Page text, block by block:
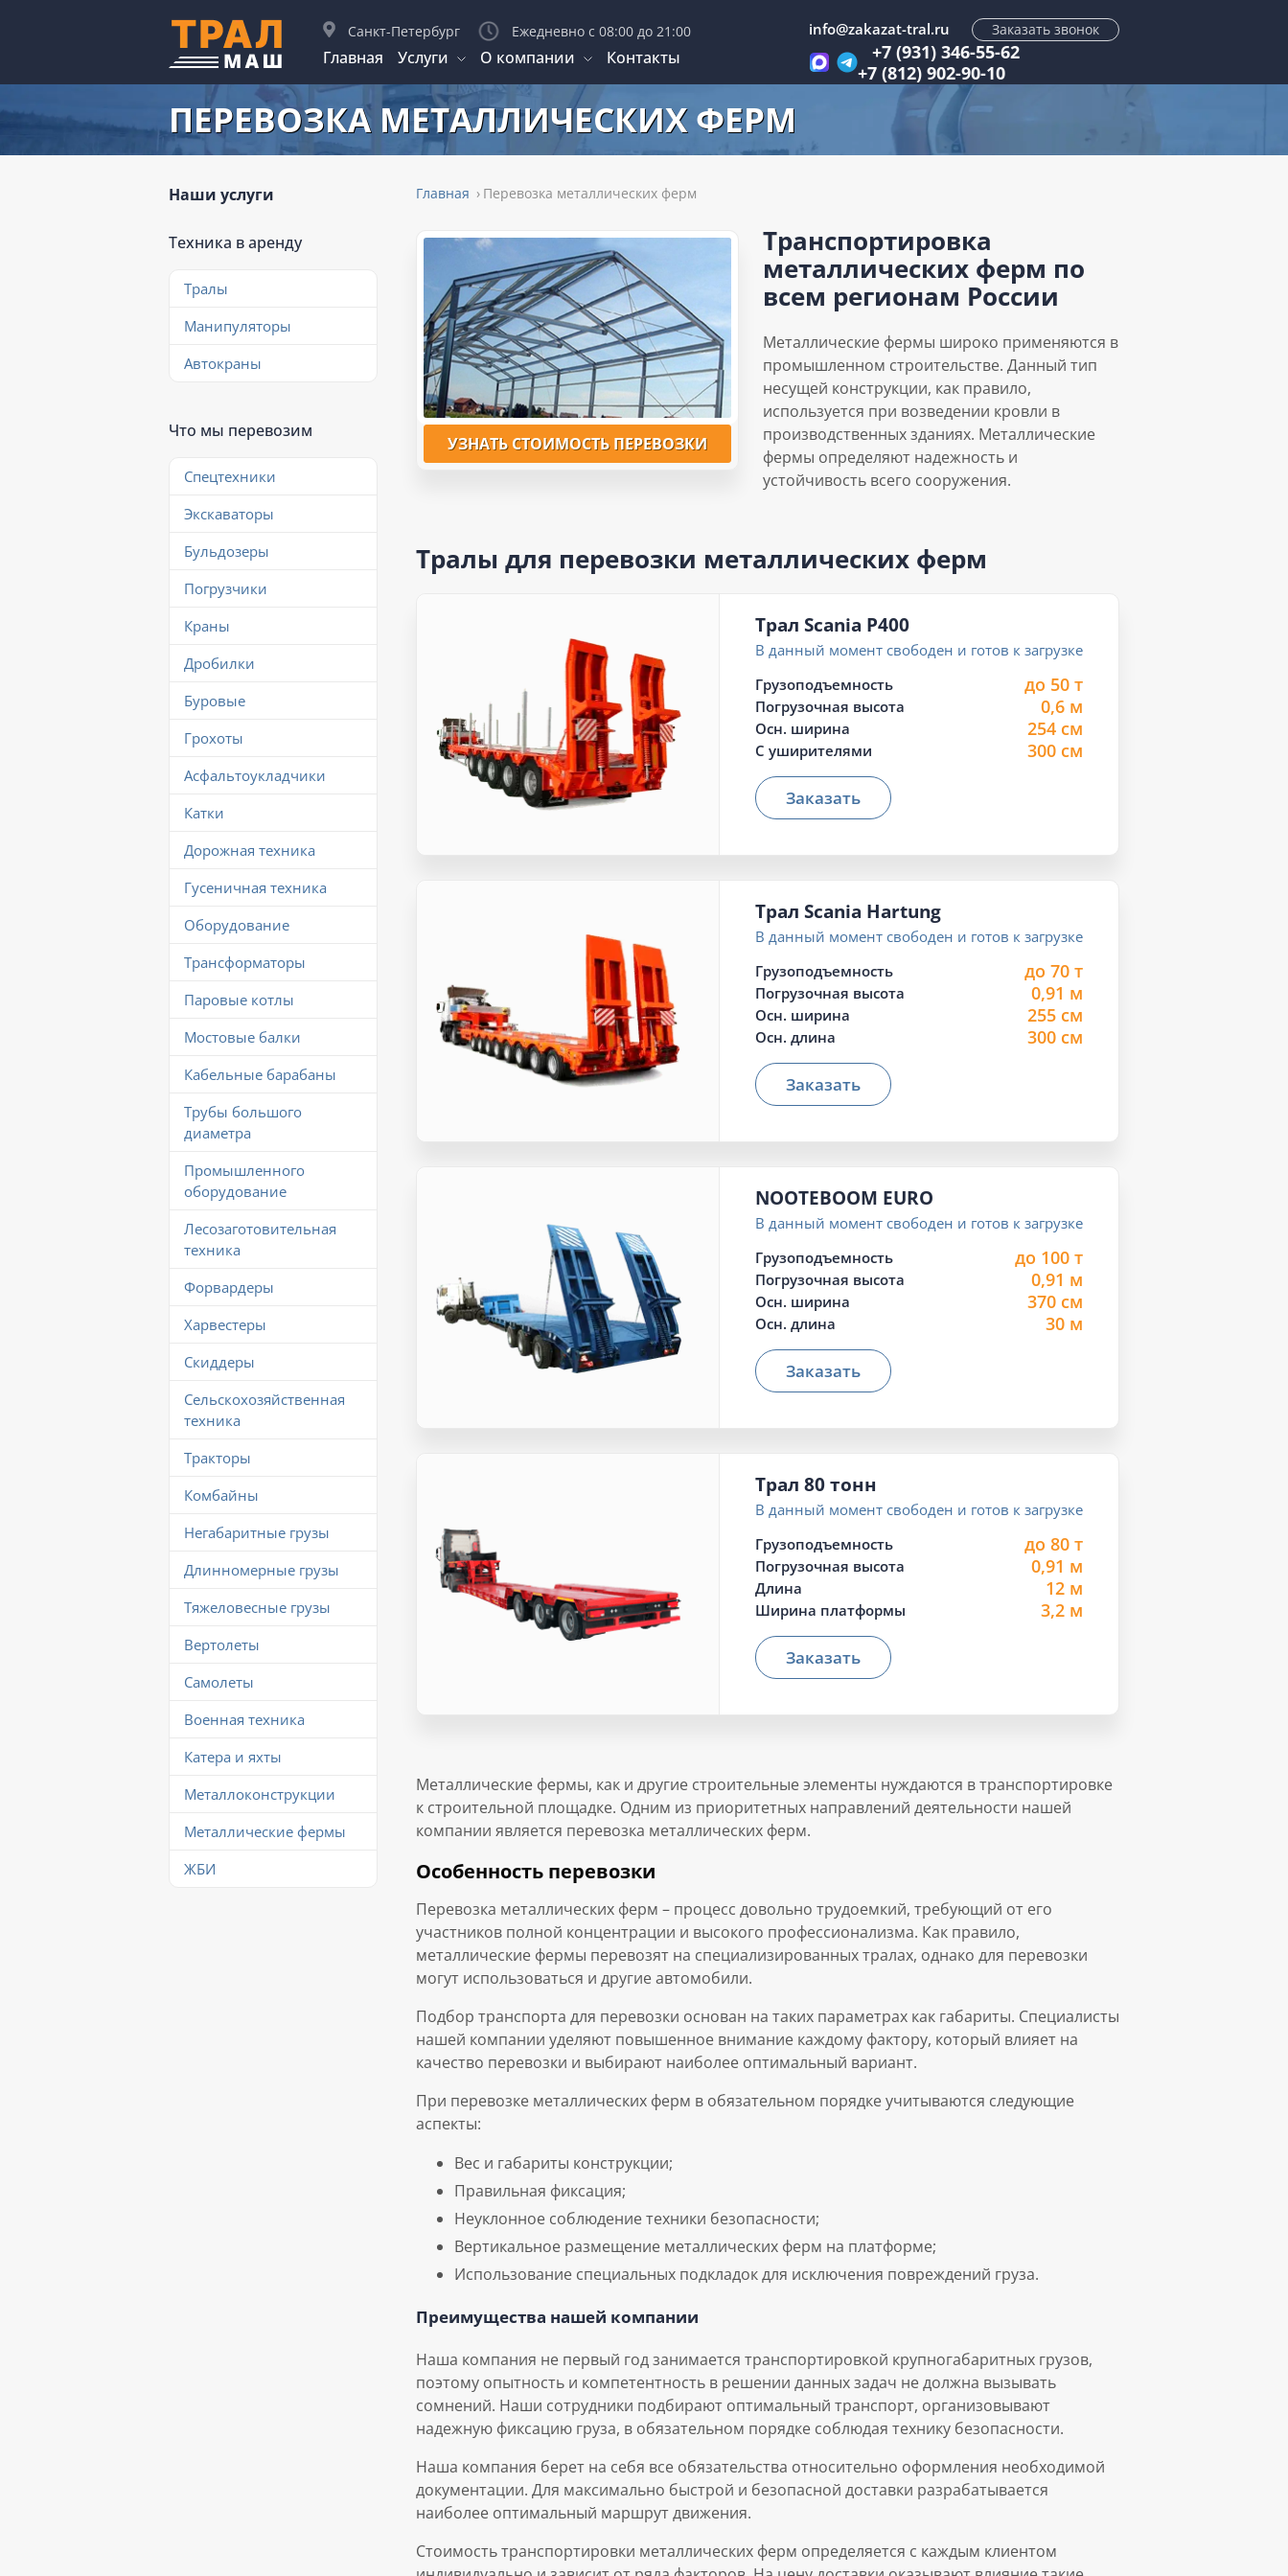
Санкт-Петербург Ежедневно с 08:00 до 21:00
Главная Услуги О компании Контакты
info@zakazat-tral.ru Заказать звонок
+7 (931) 346-55-62
+7 (812) 902-90-10
ПЕРЕВОЗКА МЕТАЛЛИЧЕСКИХ ФЕРМ
Главная Перевозка металлических ферм
УЗНАТЬ СТОИМОСТЬ ПЕРЕВОЗКИ
Транспортировка
металлических ферм по
всем регионам России
Металлические фермы широко применяются в
промышленном строительстве. Данный тип
несущей конструкции, как правило,
используется при возведении кровли в
производственных зданиях. Металлические
фермы определяют надежность и
устойчивость всего сооружения.
Тралы для перевозки металлических ферм
Трал Scania P400
В данный момент свободен и готов к загрузке
Грузоподъемность
до 50 т
Погрузочная высота 0,6 м
Осн. ширина 254 см
С уширителями 300 см
Заказать
Трал Scania Hartung
В данный момент свободен и готов к загрузке
Грузоподъемность
до 70 т
Погрузочная высота 0,91 м
Осн. ширина 255 см
Осн. длина 300 см
Заказать
NOOTEBOOM EURO
В данный момент свободен и готов к загрузке
Грузоподъемность
до 100 т
Погрузочная высота 0,91 м
Осн. ширина 370 см
Осн. длина 30 м
Заказать
Трал 80 тонн
В данный момент свободен и готов к загрузке
Грузоподъемность
до 80 т
Погрузочная высота 0,91 м
Длина 12 м
Ширина платформы 3,2 м
Заказать
Металлические фермы, как и другие строительные элементы нуждаются в транспортировке
к строительной площадке. Одним из приоритетных направлений деятельности нашей
компании является перевозка металлических ферм.
Особенность перевозки
Перевозка металлических ферм – процесс довольно трудоемкий, требующий от его
участников полной концентрации и высокого профессионализма. Как правило,
металлические фермы перевозят на специализированных тралах, однако для перевозки
могут использоваться и другие автомобили.
Подбор транспорта для перевозки основан на таких параметрах как габариты. Специалисты
нашей компании уделяют повышенное внимание каждому фактору, который влияет на
качество перевозки и выбирают наиболее оптимальный вариант.
При перевозке металлических ферм в обязательном порядке учитываются следующие
аспекты:
Вес и габариты конструкции;
Правильная фиксация;
Неуклонное соблюдение техники безопасности;
Вертикальное размещение металлических ферм на платформе;
Использование специальных подкладок для исключения повреждений груза.
Преимущества нашей компании
Наша компания не первый год занимается транспортировкой крупногабаритных грузов,
поэтому опытность и компетентность в решении данных задач не должна вызывать
сомнений. Наши сотрудники подбирают оптимальный транспорт, организовывают
надежную фиксацию груза, в обязательном порядке соблюдая технику безопасности.
Наша компания берет на себя все обязательства относительно оформления необходимой
документации. Для максимально быстрой и безопасной доставки разрабатывается
наиболее оптимальный маршрут движения.
Стоимость транспортировки металлических ферм определяется с каждым клиентом
Наши услуги
Техника в аренду
Тралы
Манипуляторы
Автокраны
Что мы перевозим
Спецтехники
Экскаваторы
Бульдозеры
Погрузчики
Краны
Дробилки
Буровые
Грохоты
Асфальтоукладчики
Катки
Дорожная техника
Гусеничная техника
Оборудование
Трансформаторы
Паровые котлы
Мостовые балки
Кабельные барабаны
Трубы большого
диаметра
Промышленного
оборудование
Лесозаготовительная
техника
Форвардеры
Харвестеры
Скиддеры
Сельскохозяйственная
техника
Тракторы
Комбайны
Негабаритные грузы
Длинномерные грузы
Тяжеловесные грузы
Вертолеты
Самолеты
Военная техника
Катера и яхты
Металлоконструкции
Металлические фермы
ЖБИ